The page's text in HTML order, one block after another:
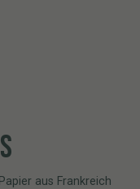
aus Frankreich